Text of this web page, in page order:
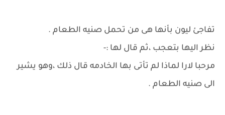
تفاجئ ليون بأنها هى من تحمل صنيه الطعام .
نظر اليها بتعجب ،ثم قال لها :-
مرحبا لارا لماذا لم تأتى بها الخادمه قال ذلك ،وهو يشير
الى صنيه الطعام .